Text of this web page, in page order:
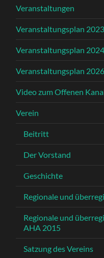
Veranstaltungen
Veranstaltungsplan 2023
Veranstaltungsplan 2024
Veranstaltungsplan 2026
Video zum Offenen
Verein
Beitritt
Der Vorstand
Geschichte
Regionale und
Regionale und
AHA 2015
Satzung des Vereins